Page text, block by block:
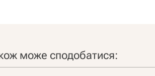
може сподобатися: